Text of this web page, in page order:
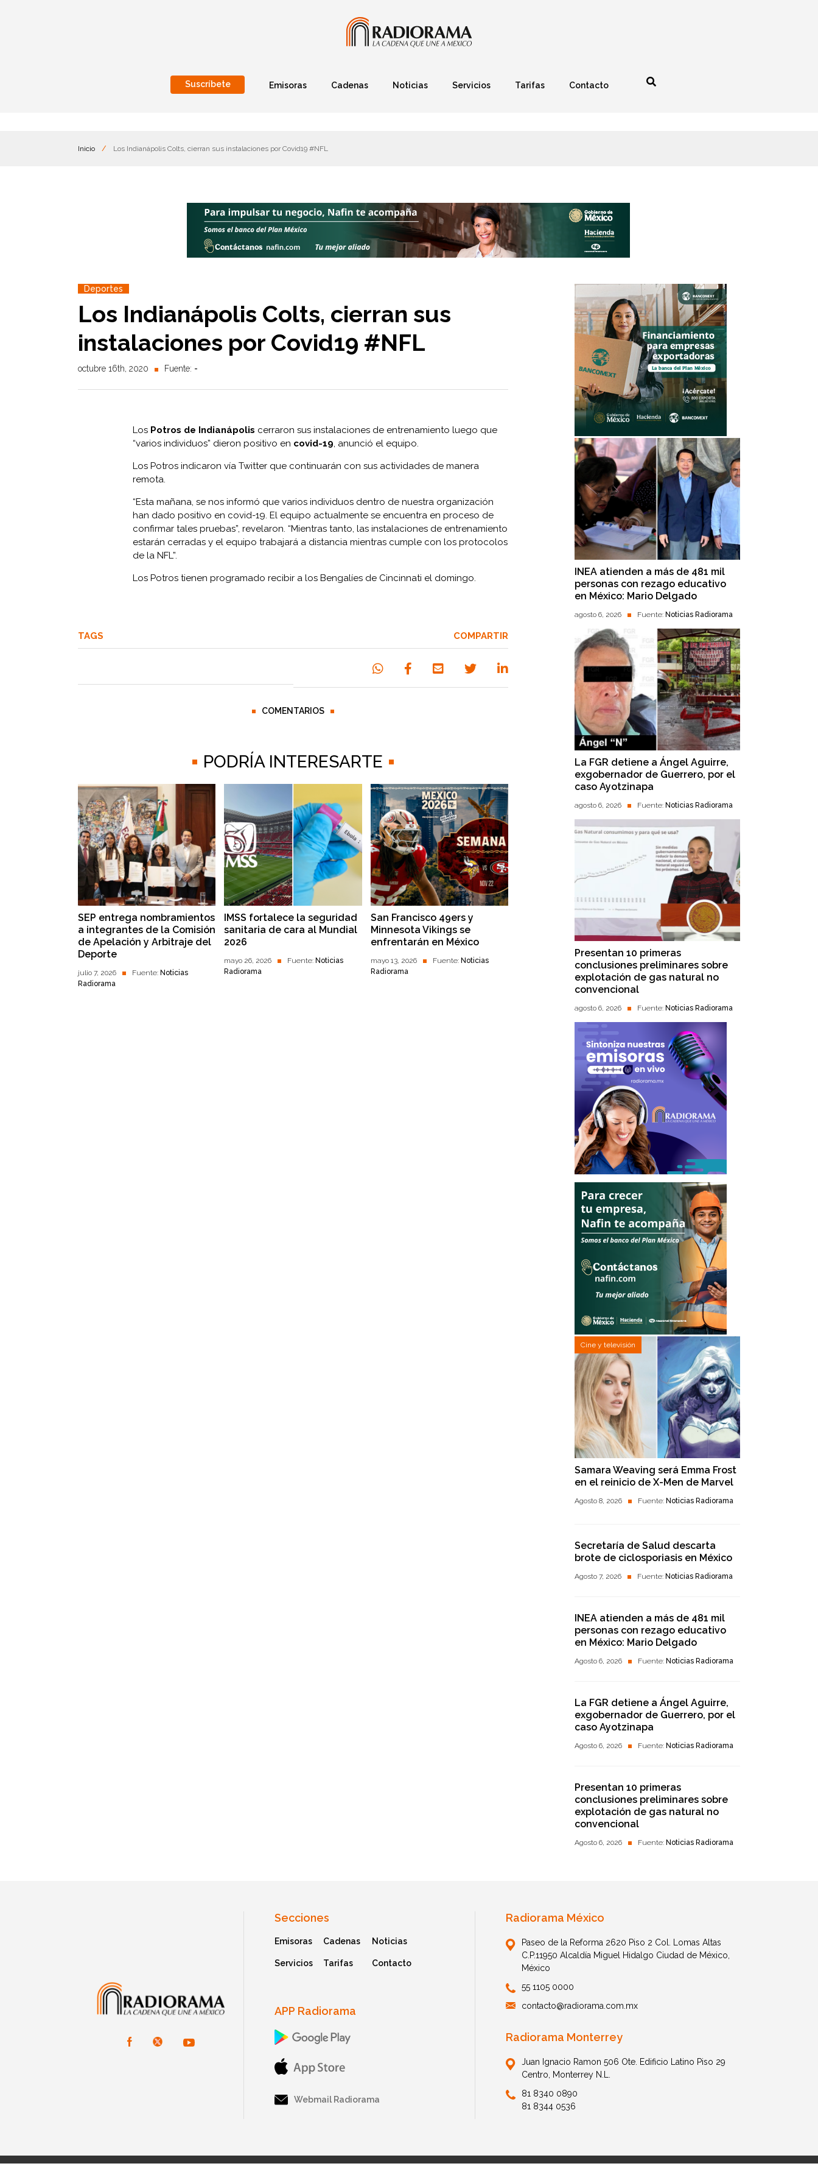
Suscríbete Emisoras Cadenas Noticias Servicios Tarifas Contacto
Inicio / Los Indianápolis Colts, cierran sus instalaciones por Covid19 #NFL
Deportes
Los Indianápolis Colts, cierran sus
instalaciones por Covid19 #NFL
octubre 16th, 2020 Fuente: -
Los Potros de Indianápolis cerraron sus instalaciones de entrenamiento luego que
“varios individuos” dieron positivo en covid-19, anunció el equipo.
Los Potros indicaron vía Twitter que continuarán con sus actividades de manera
remota.
“Esta mañana, se nos informó que varios individuos dentro de nuestra organización
han dado positivo en covid-19. El equipo actualmente se encuentra en proceso de
confirmar tales pruebas”, revelaron. “Mientras tanto, las instalaciones de entrenamiento
estarán cerradas y el equipo trabajará a distancia mientras cumple con los protocolos
de la NFL”.
Los Potros tienen programado recibir a los Bengalíes de Cincinnati el domingo.
TAGS COMPARTIR
COMENTARIOS
PODRÍA INTERESARTE
SEP entrega nombramientos
a integrantes de la Comisión
de Apelación y Arbitraje del
Deporte
julio 7, 2026 Fuente: Noticias
Radiorama
IMSS fortalece la seguridad
sanitaria de cara al Mundial
2026
mayo 26, 2026 Fuente: Noticias
Radiorama
San Francisco 49ers y
Minnesota Vikings se
enfrentarán en México
mayo 13, 2026 Fuente: Noticias
Radiorama
INEA atienden a más de 481 mil
personas con rezago educativo
en México: Mario Delgado
agosto 6, 2026 Fuente: Noticias Radiorama
La FGR detiene a Ángel Aguirre,
exgobernador de Guerrero, por el
caso Ayotzinapa
agosto 6, 2026 Fuente: Noticias Radiorama
Presentan 10 primeras
conclusiones preliminares sobre
explotación de gas natural no
convencional
agosto 6, 2026 Fuente: Noticias Radiorama
Cine y televisión
Samara Weaving será Emma Frost
en el reinicio de X-Men de Marvel
Agosto 8, 2026 Fuente: Noticias Radiorama
Secretaría de Salud descarta
brote de ciclosporiasis en México
Agosto 7, 2026 Fuente: Noticias Radiorama
INEA atienden a más de 481 mil
personas con rezago educativo
en México: Mario Delgado
Agosto 6, 2026 Fuente: Noticias Radiorama
La FGR detiene a Ángel Aguirre,
exgobernador de Guerrero, por el
caso Ayotzinapa
Agosto 6, 2026 Fuente: Noticias Radiorama
Presentan 10 primeras
conclusiones preliminares sobre
explotación de gas natural no
convencional
Agosto 6, 2026 Fuente: Noticias Radiorama
Secciones
Emisoras Cadenas Noticias
Servicios Tarifas Contacto
APP Radiorama
Webmail Radiorama
Radiorama México
Paseo de la Reforma 2620 Piso 2 Col. Lomas Altas
C.P.11950 Alcaldía Miguel Hidalgo Ciudad de México,
México
55 1105 0000
contacto@radiorama.com.mx
Radiorama Monterrey
Juan Ignacio Ramon 506 Ote. Edificio Latino Piso 29
Centro, Monterrey N.L.
81 8340 0890
81 8344 0536